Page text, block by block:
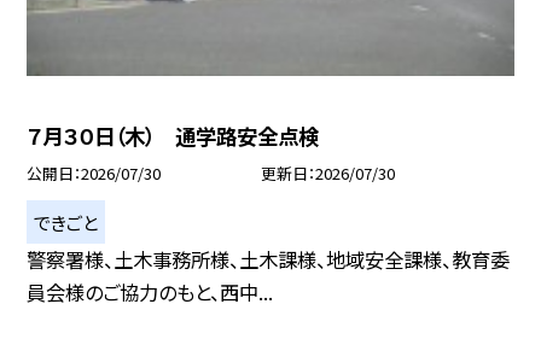
７月３０日（木） 通学路安全点検
公開日 2026/07/30 更新日 2026/07/30
できごと
警察署様、土木事務所様、土木課様、地域安全課様、教育委
員会様のご協力のもと、西中...